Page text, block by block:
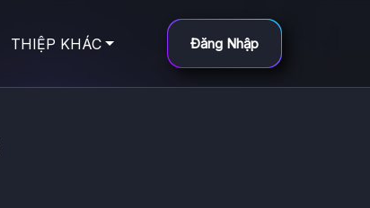
THIỆP KHÁC Đăng Nhập